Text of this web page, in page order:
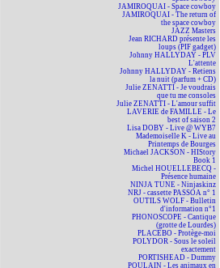
JAMIROQUAI - Space cowboy
JAMIROQUAI - The return of
the space cowboy
JAZZ Masters
Jean RICHARD présente les
loups (PIF gadget)
Johnny HALLYDAY - PLV
L'attente
Johnny HALLYDAY - Retiens
la nuit (parfum + CD)
Julie ZENATTI - Je voudrais
que tu me consoles
Julie ZENATTI - L'amour suffit
LAVERIE de FAMILLE - Le
best of saison 2
Lisa DOBY - Live @ WYB7
Mademoiselle K - Live au
Printemps de Bourges
Michael JACKSON - HIStory
Book 1
Michel HOUELLEBECQ -
Présence humaine
NINJA TUNE - Ninjaskinz
NRJ - cassette PASSOA n° 1
OUTILS WOLF - Bulletin
d'information n°1
PHONOSCOPE - Cantique
(grotte de Lourdes)
PLACEBO - Protège-moi
POLYDOR - Sous le soleil
exactement
PORTISHEAD - Dummy
POULAIN - Les animaux en